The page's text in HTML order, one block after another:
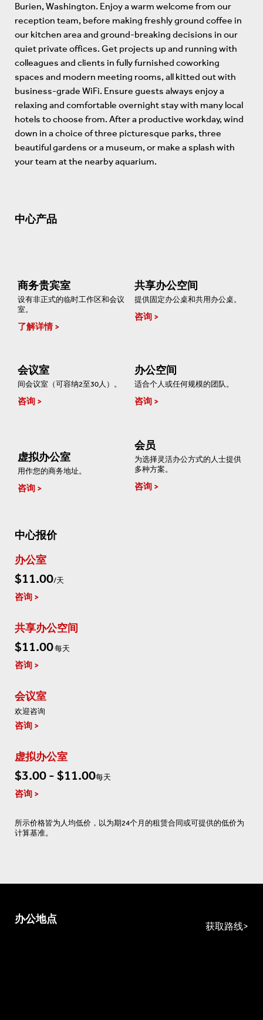
Burien, Washington. Enjoy a warm welcome from our
reception team, before making freshly ground coffee in
our kitchen area and ground-breaking decisions in our
quiet private offices. Get projects up and running with
colleagues and clients in fully furnished coworking
spaces and modern meeting rooms, all kitted out with
business-grade WiFi. Ensure guests always enjoy a
relaxing and comfortable overnight stay with many local
hotels to choose from. After a productive workday, wind
down in a choice of three picturesque parks, three
beautiful gardens or a museum, or make a splash with
your team at the nearby aquarium.
中心产品
商务贵宾室
设有非正式的临时工作区和会议
室。
了解详情
共享办公空间
提供固定办公桌和共用办公桌。
咨询
会议室
间会议室（可容纳2至30人）。
咨询
办公空间
适合个人或任何规模的团队。
咨询
虚拟办公室
用作您的商务地址。
咨询
会员
为选择灵活办公方式的人士提供
多种方案。
咨询
中心报价
办公室
$11.00/天
咨询
共享办公空间
$11.00每天
咨询
会议室
欢迎咨询
咨询
虚拟办公室
$3.00 - $11.00每天
咨询
所示价格皆为人均低价，以为期24个月的租赁合同或可提供的低价为
计算基准。
办公地点
获取路线